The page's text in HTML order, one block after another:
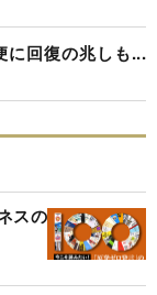
に回復の兆しも...
スの